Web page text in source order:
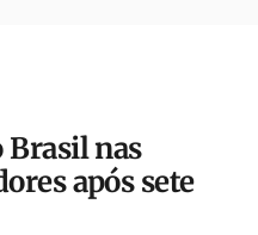
Brasil nas
após sete